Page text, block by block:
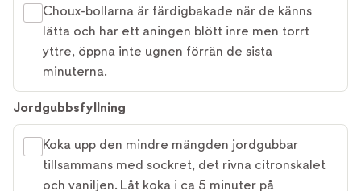
Choux-bollarna är färdigbakade när de känns
lätta och har ett aningen blött inre men torrt
yttre, öppna inte ugnen förrän de sista
minuterna.
Jordgubbsfyllning
Koka upp den mindre mängden jordgubbar
tillsammans med sockret, det rivna citronskalet
och vaniljen. Låt koka i ca 5 minuter på